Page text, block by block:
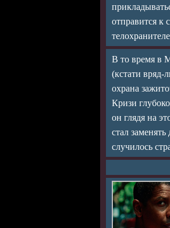
отправится к
В то время в
(кстати вряд-
охрана
Кризи
он глядя на
стал
случилось